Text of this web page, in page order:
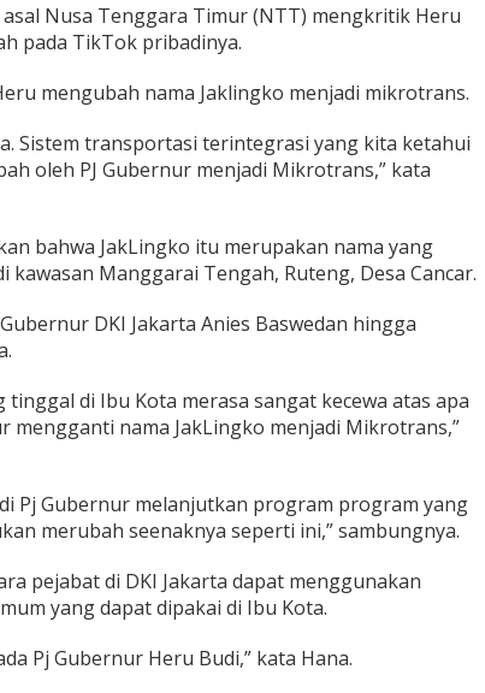
Nusa Tenggara Timur (NTT) mengkritik Heru
pada TikTok pribadinya.
mengubah nama Jaklingko menjadi mikrotrans.
Sistem transportasi terintegrasi yang kita ketahui
oleh PJ Gubernur menjadi Mikrotrans,” kata
bahwa JakLingko itu merupakan nama yang
Manggarai Tengah, Ruteng, Desa Cancar.
DKI Jakarta Anies Baswedan hingga
tinggal di Ibu Kota merasa sangat kecewa atas apa
mengganti nama JakLingko menjadi Mikrotrans,”
Pj Gubernur melanjutkan program program yang
merubah seenaknya seperti ini,” sambungnya.
pejabat di DKI Jakarta dapat menggunakan
yang dapat dipakai di Ibu Kota.
Pj Gubernur Heru Budi,” kata Hana.